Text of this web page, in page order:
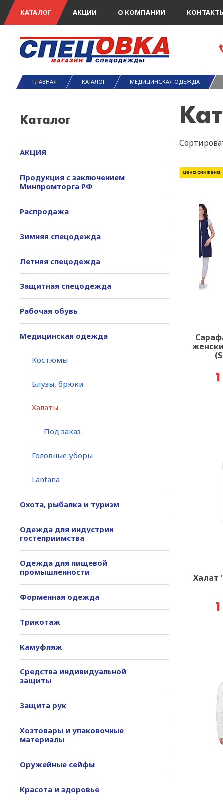
КАТАЛОГ АКЦИИ О КОМПАНИИ
ГЛАВНАЯ КАТАЛОГ МЕДИЦИНСКАЯ ОДЕЖДА
Каталог
АКЦИЯ
Продукция с заключением
Минпромторга РФ
Распродажа
Зимняя спецодежда
Летняя спецодежда
Защитная спецодежда
Рабочая обувь
Медицинская одежда
Костюмы
Блузы, брюки
Халаты
Под заказ
Головные уборы
Lantana
Охота, рыбалка и туризм
Одежда для индустрии
гостеприимства
Одежда для пищевой
промышленности
Форменная одежда
Трикотаж
Камуфляж
Средства индивидуальной
защиты
Защита рук
Хозтовары и упаковочные
материалы
Оружейные сейфы
Красота и здоровье
Халат